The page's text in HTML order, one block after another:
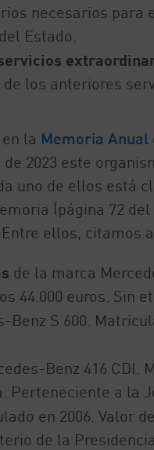
necesarios
Estado.
los anteriores
la Memoria Anual
2023 este
uno de ellos está
(página 72
ellos, citamos
de la marca
44.000 euros. Sin
Benz S 600.
Benz 416 CDI.
Perteneciente a la
en 2006. Valor
de la